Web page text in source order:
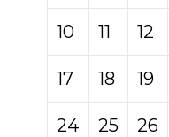
10 11 12
17 18 19
24 25 26